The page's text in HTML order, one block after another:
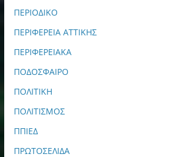
ΠΕΡΙΟΔΙΚΟ
ΠΕΡΙΦΕΡΕΙΑ ΑΤΤΙΚΗΣ
ΠΕΡΙΦΕΡΕΙΑΚΑ
ΠΟΔΟΣΦΑΙΡΟ
ΠΟΛΙΤΙΚΗ
ΠΟΛΙΤΙΣΜΟΣ
ΠΠΙΕΔ
ΠΡΩΤΟΣΕΛΙΔΑ